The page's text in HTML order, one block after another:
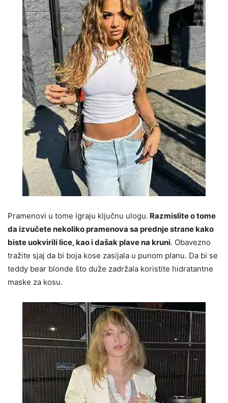
Pramenovi u tome igraju ključnu ulogu. Razmislite o tome
da izvučete nekoliko pramenova sa prednje strane kako
biste uokvirili lice, kao i dašak plave na kruni. Obavezno
tražite sjaj da bi boja kose zasijala u punom planu. Da bi se
teddy bear blonde što duže zadržala koristite hidratantne
maske za kosu.